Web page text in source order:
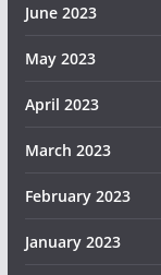
June 2023
May 2023
April 2023
March 2023
February 2023
January 2023